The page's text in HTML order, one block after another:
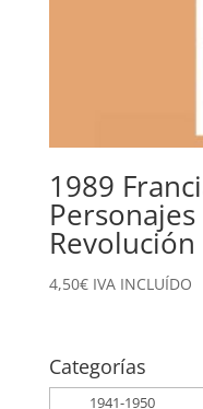
1989
Revolución
4,50€ IVA INCLUÍDO
Categorías